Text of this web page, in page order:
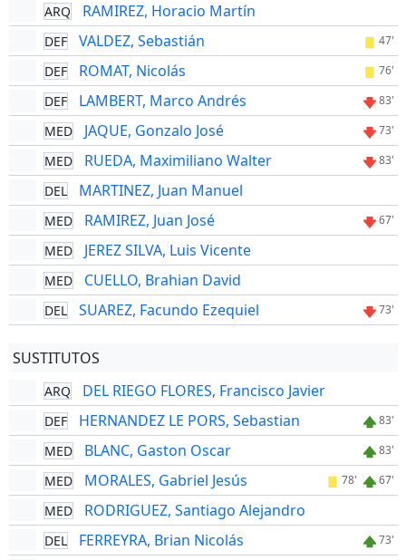
ARQ RAMIREZ, Horacio Martín
DEF VALDEZ, Sebastián 47'
DEF ROMAT, Nicolás 76'
DEF LAMBERT, Marco Andrés 83'
MED JAQUE, Gonzalo José 73'
MED RUEDA, Maximiliano Walter 83'
DEL MARTINEZ, Juan Manuel
MED RAMIREZ, Juan José 67'
MED JEREZ SILVA, Luis Vicente
MED CUELLO, Brahian David
DEL SUAREZ, Facundo Ezequiel 73'
SUSTITUTOS
ARQ DEL RIEGO FLORES, Francisco Javier
DEF HERNANDEZ LE PORS, Sebastian 83'
MED BLANC, Gaston Oscar 83'
MED MORALES, Gabriel Jesús 78' 67'
MED RODRIGUEZ, Santiago Alejandro
DEL FERREYRA, Brian Nicolás 73'